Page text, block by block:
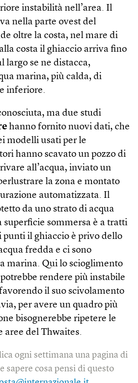
instabilità nell’area. Il
nella parte ovest del
oltre la costa, nel mare di
costa il ghiaccio arriva fino
largo se ne distacca,
marina, più calda, di
inferiore.
ma due studi
hanno fornito nuovi dati, che
modelli usati per le
hanno scavato un pozzo di
all’acqua, inviato un
la zona e montato
automatizzata. Il
da uno strato di acqua
sommersa è a tratti
punti il ghiaccio è privo dello
fredda e ci sono
marina. Qui lo scioglimento
rendere più instabile
il suo scivolamento
per avere un quadro più
bisognerebbe ripetere le
aree del Thwaites.
ogni settimana una pagina di
sapere cosa pensi di questo